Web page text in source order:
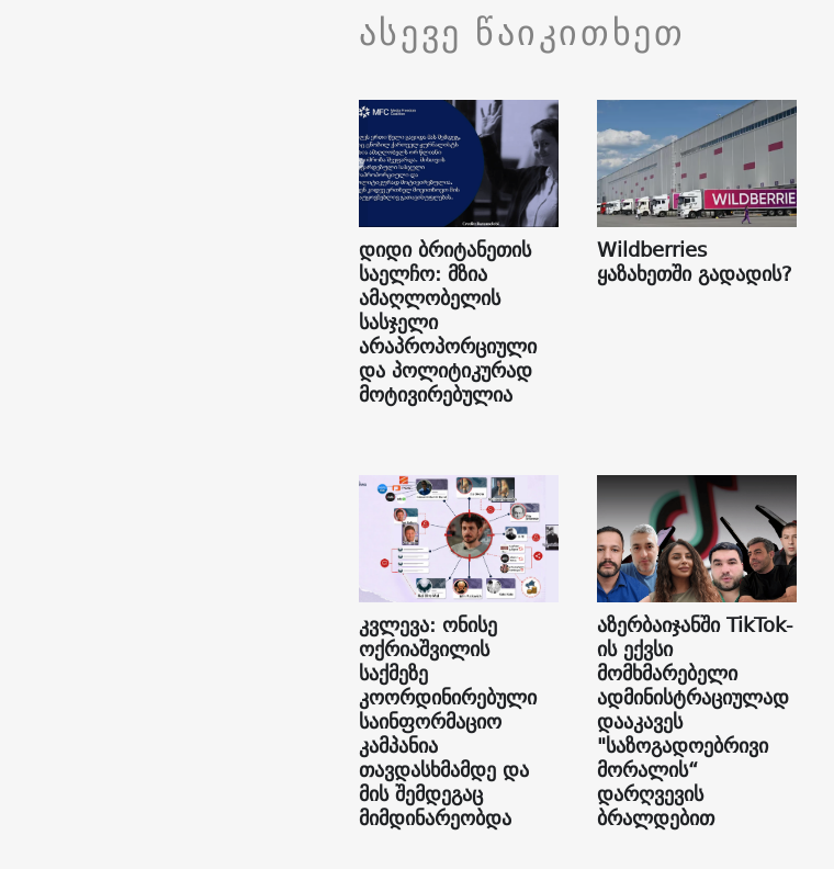
ასევე წაიკითხეთ
დიდი ბრიტანეთის
საელჩო: მზია
ამაღლობელის
სასჯელი
არაპროპორციული
და პოლიტიკურად
მოტივირებულია
Wildberries
ყაზახეთში გადადის?
კვლევა: ონისე
ოქრიაშვილის
საქმეზე
კოორდინირებული
საინფორმაციო
კამპანია
თავდასხმამდე და
მის შემდეგაც
მიმდინარეობდა
აზერბაიჯანში TikTok-
ის ექვსი
მომხმარებელი
ადმინისტრაციულად
დააკავეს
"საზოგადოებრივი
მორალის“
დარღვევის
ბრალდებით